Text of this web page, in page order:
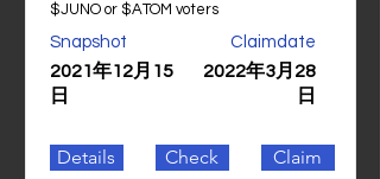
$JUNO or $ATOM voters
Snapshot
2021年12月15
日
Claimdate
2022年3月28
日
Details Check Claim